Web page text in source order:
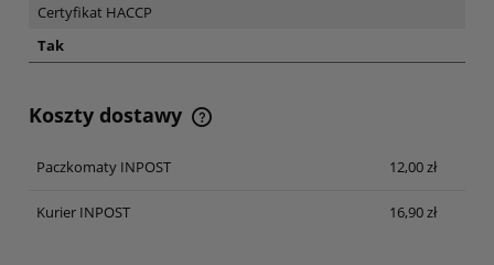
Certyfikat HACCP
Tak
Koszty dostawy
Cena nie zawiera ewentualnych kosztów płatności
Paczkomaty INPOST
12,00 zł
Kurier INPOST 16,90 zł